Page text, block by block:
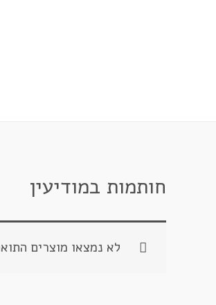
חותמות במודיעין
לא נמצאו מוצרים